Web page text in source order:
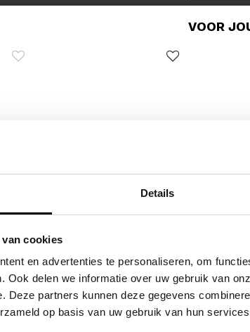
Details
cookies
en advertenties te personaliseren, om
Ook delen we informatie over uw gebruik van
Deze partners kunnen deze gegevens
op basis van uw gebruik van hun
VOOR
/
grote schoudertas /
handtas dames birina
grote
handtas